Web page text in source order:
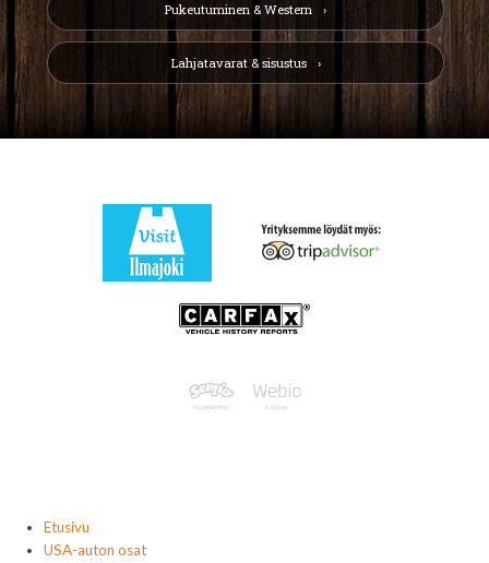
Pukeutuminen & Western
Lahjatavarat & sisustus
Etusivu
USA-auton osat